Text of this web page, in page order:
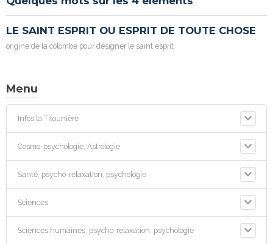
LE SAINT ESPRIT OU ESPRIT DE TOUTE CHOSE
origine de la colombe pour désigner le saint esprit
Menu
Infos la Titounière
Cosmo-psychologie, Astrologie
Santé, psycho-relaxation, psychologie
Sciences
Sciences humaines, psycho-relaxation, psychologie